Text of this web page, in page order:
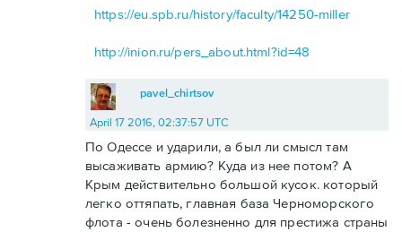
https://eu.spb.ru/history/faculty/14250-miller
http://inion.ru/pers_about.html?id=48
pavel_chirtsov
April 17 2016, 02:37:57 UTC
По Одессе и ударили, а был ли смысл там
высаживать армию? Куда из нее потом? А
Крым действительно большой кусок. который
легко оттяпать, главная база Черноморского
флота - очень болезненно для престижа страны